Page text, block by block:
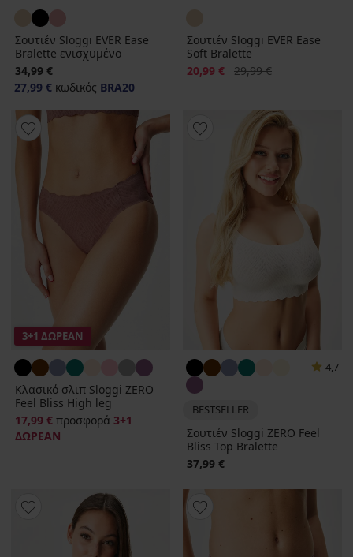
Σουτιέν Sloggi EVER Ease
Bralette ενισχυμένο
34,99 €
27,99 € κωδικός BRA20
Σουτιέν Sloggi EVER Ease
Soft Bralette
Έκπτωση
20,99 € Αρχική τιμή
29,99 €
3+1 ΔΩΡΕΑΝ
Κλασικό σλιπ Sloggi ZERO
Feel Bliss High leg
17,99 € προσφορά 3+1
ΔΩΡΕΑΝ
4,7
BESTSELLER
Σουτιέν Sloggi ZERO Feel
Bliss Top Bralette
37,99 €